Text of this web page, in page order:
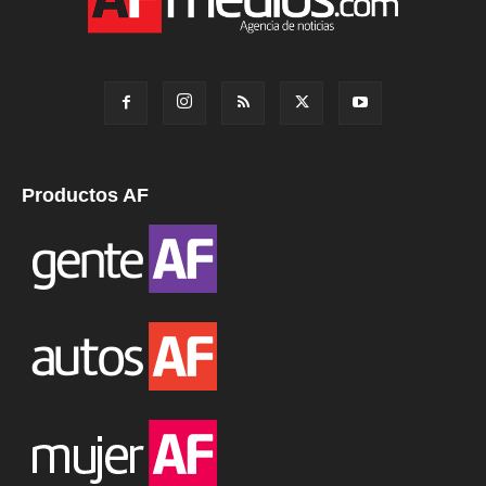
Productos AF